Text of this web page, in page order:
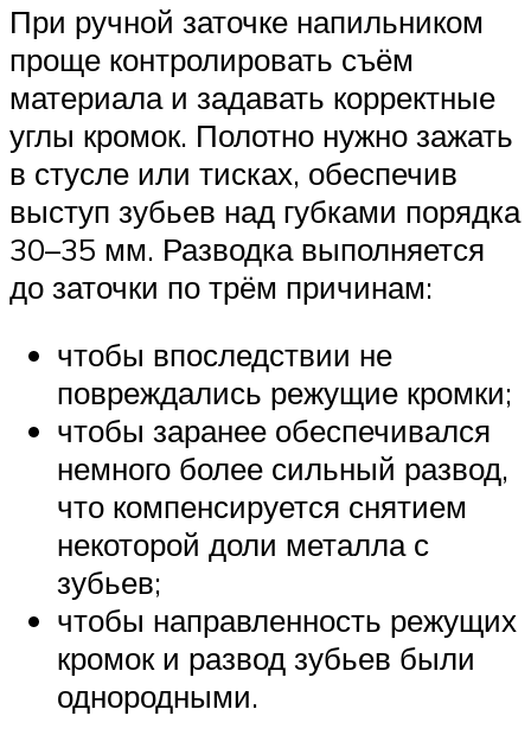
При ручной заточке напильником
проще контролировать съём
материала и задавать корректные
углы кромок. Полотно нужно зажать
в стусле или тисках, обеспечив
выступ зубьев над губками порядка
30–35 мм. Разводка выполняется
до заточки по трём причинам:
чтобы впоследствии не
повреждались режущие кромки;
чтобы заранее обеспечивался
немного более сильный развод,
что компенсируется снятием
некоторой доли металла с
зубьев;
чтобы направленность режущих
кромок и развод зубьев были
однородными.